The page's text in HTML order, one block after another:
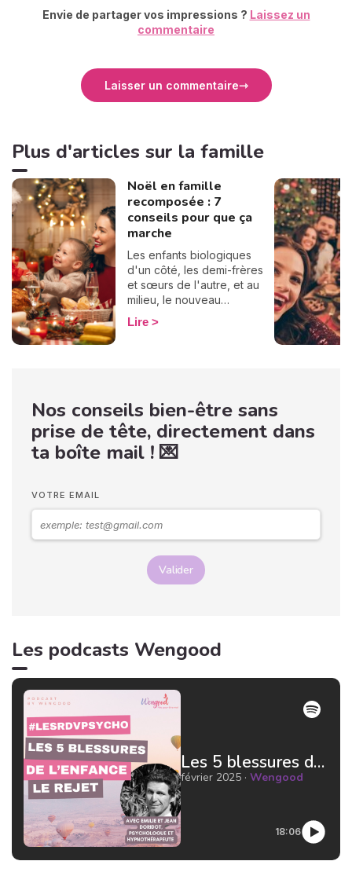
Envie de partager vos impressions ? Laissez un
commentaire
Laisser un commentaire
Plus d'articles sur la famille
Noël en famille
recomposée : 7
conseils pour que ça
marche
Les enfants biologiques
d'un côté, les demi-frères
et sœurs de l'autre, et au
milieu, le nouveau
partenaire qui tente
désespérément de jouer le
explosif ! Mais "Keep calm",
il y a des moyens de passer
un bon Noël ! Comment ?
On a 7 conseils pour faire
Lire
Nos conseils bien-être sans
prise de tête, directement dans
ta boîte mail ! 💌
VOTRE EMAIL
Valider
Les podcasts Wengood
Les 5 blessures de l'enfance : le rejet par Jean Doridot Docteur en psychologie
février 2025 · Wengood
18:06